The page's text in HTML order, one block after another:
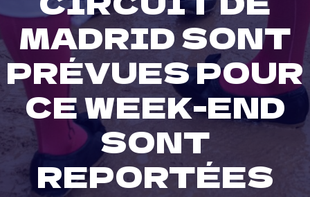
MADRID SONT
PRÉVUES POUR
CE WEEK-END
SONT
REPORTÉES